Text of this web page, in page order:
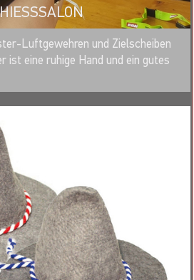
MERKEN
Luftgewehren und Zielscheiben
ist eine ruhige Hand und ein gutes